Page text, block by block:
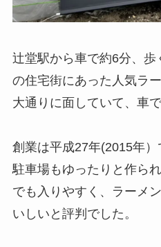
辻堂駅から車で約6分、歩
の住宅街にあった人気ラ
大通りに面していて、車
創業は平成27年(2015年
駐車場もゆったりと作ら
でも入りやすく、ラーメ
いしいと評判でした。